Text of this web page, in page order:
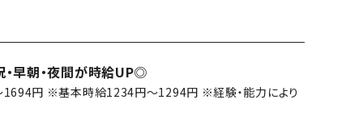
早朝・夜間が時給UP◎
円 ※基本時給1234円～1294円 ※経験・能力により